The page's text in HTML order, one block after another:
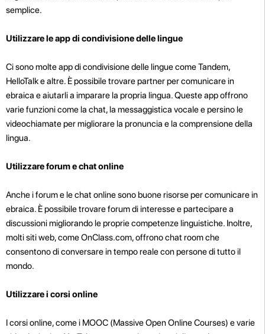
semplice.
Utilizzare le app di condivisione delle lingue
Ci sono molte app di condivisione delle lingue come Tandem,
HelloTalk e altre. È possibile trovare partner per comunicare in
ebraica e aiutarli a imparare la propria lingua. Queste app offrono
varie funzioni come la chat, la messaggistica vocale e persino le
videochiamate per migliorare la pronuncia e la comprensione della
lingua.
Utilizzare forum e chat online
Anche i forum e le chat online sono buone risorse per comunicare in
ebraica. È possibile trovare forum di interesse e partecipare a
discussioni migliorando le proprie competenze linguistiche. Inoltre,
molti siti web, come OnClass.com, offrono chat room che
consentono di conversare in tempo reale con persone di tutto il
mondo.
Utilizzare i corsi online
I corsi online, come i MOOC (Massive Open Online Courses) e varie